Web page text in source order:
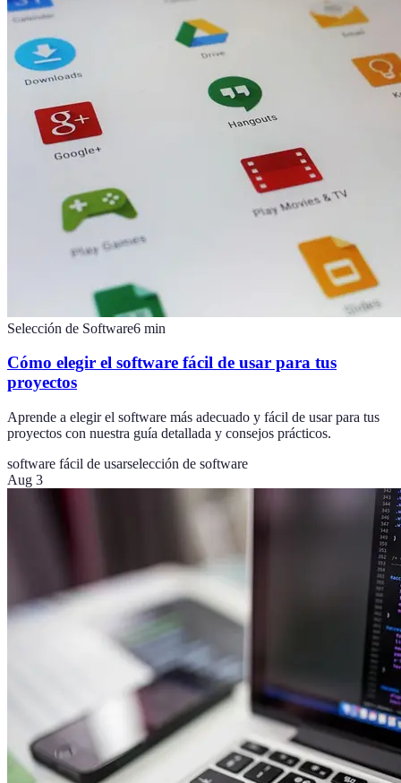
Selección de Software6 min
Cómo elegir el software fácil de usar para tus
proyectos
Aprende a elegir el software más adecuado y fácil de usar para tus
proyectos con nuestra guía detallada y consejos prácticos.
software fácil de usarselección de software
Aug 3